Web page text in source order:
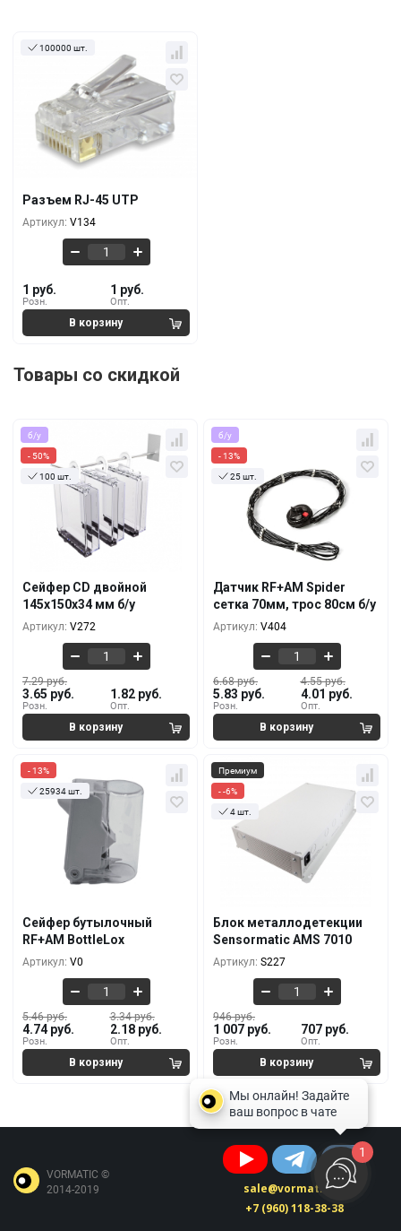
100000 шт.
Разъем RJ-45 UTP
Артикул: V134
Розн.
1 руб.
Опт.
1 руб.
Кол-во За 1 шт.
1+ 1 руб.
Товары со скидкой
б/у
- 50%
100 шт.
Сейфер CD двойной
145х150х34 мм б/у
Артикул: V272
Розн.
7.29 руб.
3.65 руб.
Опт.
1.82 руб.
Кол-во За 1 шт.
7.29 руб.
100+
3.28 руб.
б/у
- 13%
25 шт.
Датчик RF+AM Spider
сетка 70мм, трос 80см б/у
Артикул: V404
Розн.
6.68 руб.
5.83 руб.
Опт.
4.55 руб.
4.01 руб.
Кол-во За 1 шт.
5.83 руб.
1000+
5.46 руб.
4.86 руб.
- 13%
25934 шт.
Сейфер бутылочный
RF+AM BottleLox
Артикул: V0
Розн.
5.46 руб.
4.74 руб.
Опт.
3.34 руб.
2.18 руб.
5.46 руб.
4.74 руб.
100+
3.65 руб.
Премиум
- -6%
4 шт.
Блок металлодетекции
Sensormatic AMS 7010
Артикул: S227
Розн.
946 руб.
1 007 руб.
Опт.
707 руб.
Кол-во За 1 шт.
5+
768 руб.
VORMATIC ©
2014-2019
sale@vormatic.ru
+7 (960) 118-38-38
1